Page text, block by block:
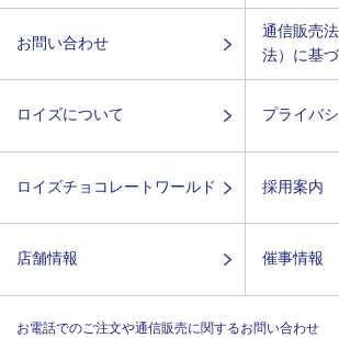
お問い合わせ
通信販売
法）に基
ロイズについて プライバ
ロイズチョコレートワールド 採用案内
店舗情報 催事情報
お電話でのご注文や通信販売に関するお問い合わせ